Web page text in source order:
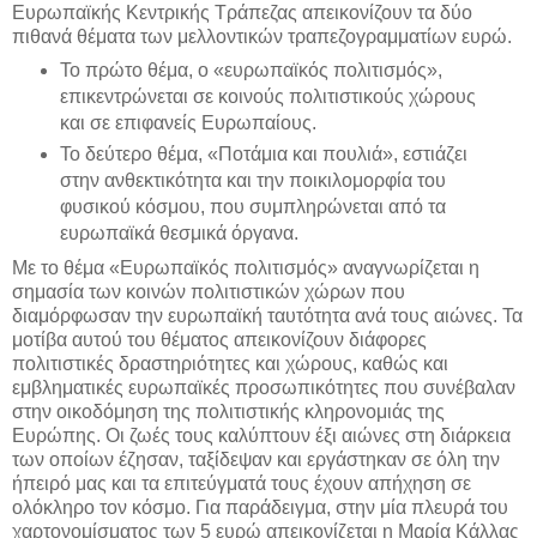
Ευρωπαϊκής Κεντρικής Τράπεζας απεικονίζουν τα δύο
πιθανά θέματα των μελλοντικών τραπεζογραμματίων ευρώ.
Το πρώτο θέμα, ο «ευρωπαϊκός πολιτισμός»,
επικεντρώνεται σε κοινούς πολιτιστικούς χώρους
και σε επιφανείς Ευρωπαίους.
Το δεύτερο θέμα, «Ποτάμια και πουλιά», εστιάζει
στην ανθεκτικότητα και την ποικιλομορφία του
φυσικού κόσμου, που συμπληρώνεται από τα
ευρωπαϊκά θεσμικά όργανα.
Με το θέμα «Ευρωπαϊκός πολιτισμός» αναγνωρίζεται η
σημασία των κοινών πολιτιστικών χώρων που
διαμόρφωσαν την ευρωπαϊκή ταυτότητα ανά τους αιώνες. Τα
μοτίβα αυτού του θέματος απεικονίζουν διάφορες
πολιτιστικές δραστηριότητες και χώρους, καθώς και
εμβληματικές ευρωπαϊκές προσωπικότητες που συνέβαλαν
στην οικοδόμηση της πολιτιστικής κληρονομιάς της
Ευρώπης. Οι ζωές τους καλύπτουν έξι αιώνες στη διάρκεια
των οποίων έζησαν, ταξίδεψαν και εργάστηκαν σε όλη την
ήπειρό μας και τα επιτεύγματά τους έχουν απήχηση σε
ολόκληρο τον κόσμο. Για παράδειγμα, στην μία πλευρά του
χαρτονομίσματος των 5 ευρώ απεικονίζεται η Μαρία Κάλλας